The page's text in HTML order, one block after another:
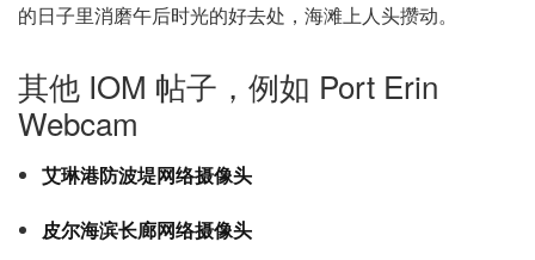
的日子里消磨午后时光的好去处，海滩上人头攒动。
其他 IOM 帖子，例如 Port Erin
Webcam
艾琳港防波堤网络摄像头
皮尔海滨长廊网络摄像头